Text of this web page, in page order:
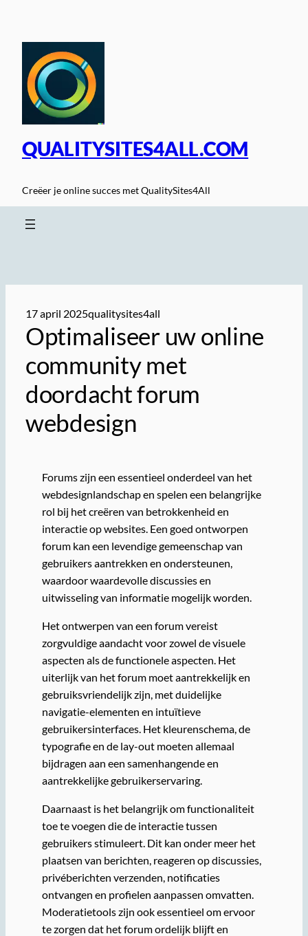
inhoud
QUALITYSITES4ALL.COM
Creëer je online succes met QualitySites4All
17 april 2025qualitysites4all
Optimaliseer uw online
community met
doordacht forum
webdesign
Forums zijn een essentieel onderdeel van het
webdesignlandschap en spelen een belangrijke
rol bij het creëren van betrokkenheid en
interactie op websites. Een goed ontworpen
forum kan een levendige gemeenschap van
gebruikers aantrekken en ondersteunen,
waardoor waardevolle discussies en
uitwisseling van informatie mogelijk worden.
Het ontwerpen van een forum vereist
zorgvuldige aandacht voor zowel de visuele
aspecten als de functionele aspecten. Het
uiterlijk van het forum moet aantrekkelijk en
gebruiksvriendelijk zijn, met duidelijke
navigatie-elementen en intuïtieve
gebruikersinterfaces. Het kleurenschema, de
typografie en de lay-out moeten allemaal
bijdragen aan een samenhangende en
aantrekkelijke gebruikerservaring.
Daarnaast is het belangrijk om functionaliteit
toe te voegen die de interactie tussen
gebruikers stimuleert. Dit kan onder meer het
plaatsen van berichten, reageren op discussies,
privéberichten verzenden, notificaties
ontvangen en profielen aanpassen omvatten.
Moderatietools zijn ook essentieel om ervoor
te zorgen dat het forum ordelijk blijft en